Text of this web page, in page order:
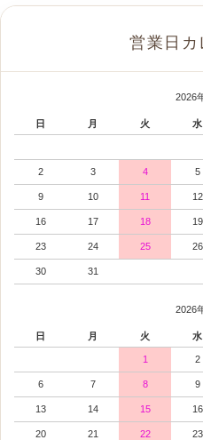
営業日カ
2026
日 月 火 水
2 3 4 5
9 10 11 12
16 17 18 19
23 24 25 26
30 31
2026
日 月 火 水
1 2
6 7 8 9
13 14 15 16
20 21 22 23